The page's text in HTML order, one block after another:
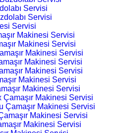
Servisi
Servisi
Servisi
Makinesi Servisi
Makinesi Servisi
Makinesi Servisi
Makinesi Servisi
Makinesi Servisi
Makinesi Servisi
Makinesi Servisi
Çamaşır Makinesi Servisi
Çamaşır Makinesi Servisi
Makinesi Servisi
Makinesi Servisi